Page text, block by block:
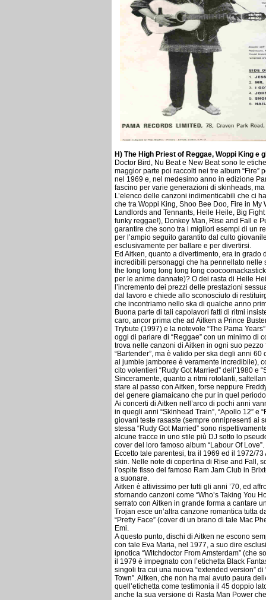
H) The High Priest of Reggae, Woppi King e
Doctor Bird, Nu Beat e New Beat sono le
maggior parte poi raccolti nei tre album “Fire”
nel 1969 e, nel medesimo anno in edizione
fascino per varie generazioni di skinheads,
L’elenco delle canzoni indimenticabili che ci
che tra Woppi King, Shoo Bee Doo, Fire in
Landlords and Tennants, Heile Heile, Big
funky reggae!), Donkey Man, Rise and Fall e
garantire che sono tra i migliori esempi di un
per l’ampio seguito garantito dal culto
esclusivamente per ballare e per divertirsi.
Ed Aitken, quanto a divertimento, era in
incredibili personaggi che ha pennellato
the long long long long long
per le anime dannate)? O dei rasta di Heile
l’incremento dei prezzi delle prestazioni
dal lavoro e chiede allo sconosciuto di
che incontriamo nello ska di qualche anno
Buona parte di tali capolavori fatti di ritmi
caro, ancor prima che ad Aitken a Prince
Trybute (1997) e la notevole “The Pama
oggi di parlare di “Reggae” con un minimo di
trova nelle canzoni di Aitken in ogni suo
“Bartender”, ma è valido per ska degli anni
al jumbie jamboree è veramente incredibile),
cito volentieri “Rudy Got Married” dell’1980 e
Sinceramente, quanto a ritmi rotolanti,
stare al passo con Aitken, forse neppure
del genere giamaicano che pur in quel
Ai concerti di Aitken nell’arco di pochi anni
in quegli anni “Skinhead Train”, “Apollo 12” e
giovani teste rasaste (sempre onnipresenti ai
stessa “Rudy Got Married” sono
alcune tracce in uno stile più DJ sotto lo
cover del loro famoso album “Labour Of Love”.
Eccetto tale parentesi, tra il 1969 ed il 1972/
skin. Nelle note di copertina di Rise and Fall,
l’ospite fisso del famoso Ram Jam Club in
a suonare.
Aitken è attivissimo per tutti gli anni ’70, ed
sfornando canzoni come “Who’s Taking You
serrato con Aitken in grande forma a cantare
Trojan esce un’altra canzone romantica tutta
“Pretty Face” (cover di un brano di tale Mac
Emi.
A questo punto, dischi di Aitken ne escono
con tale Eva Maria, nel 1977, a suo dire
ipnotica “Witchdoctor From Amsterdam” (che
il 1979 è impegnato con l’etichetta Black
singoli tra cui una nuova “extended version”
Town”. Aitken, che non ha mai avuto paura
quell’etichetta come testimonia il 45 doppio
anche la sua versione di Rasta Man Power